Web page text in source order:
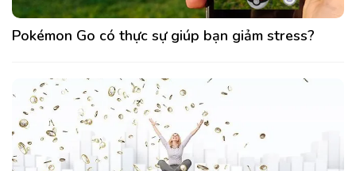
Pokémon Go có thực sự giúp bạn giảm stress?